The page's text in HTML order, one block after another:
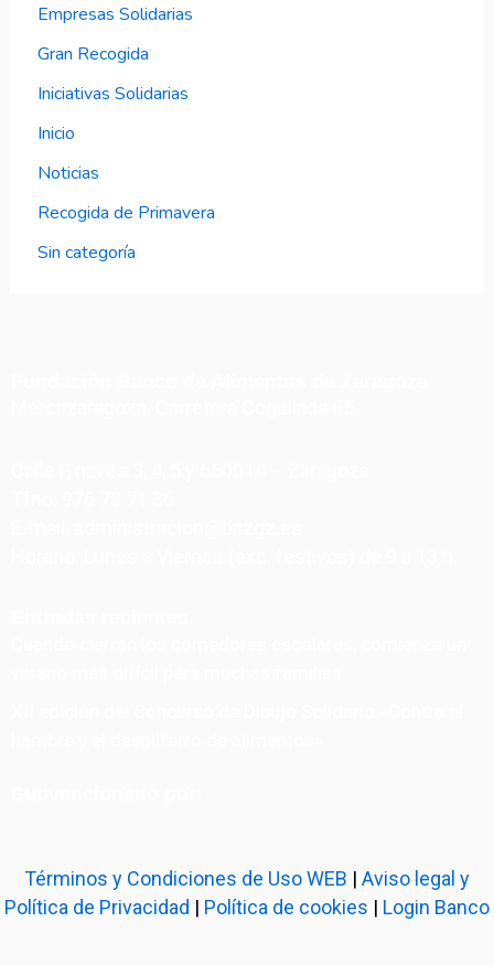
Empresas Solidarias
Gran Recogida
Iniciativas Solidarias
Inicio
Noticias
Recogida de Primavera
Sin categoría
Términos y Condiciones de Uso WEB | Aviso legal y
Política de Privacidad | Política de cookies | Login Banco